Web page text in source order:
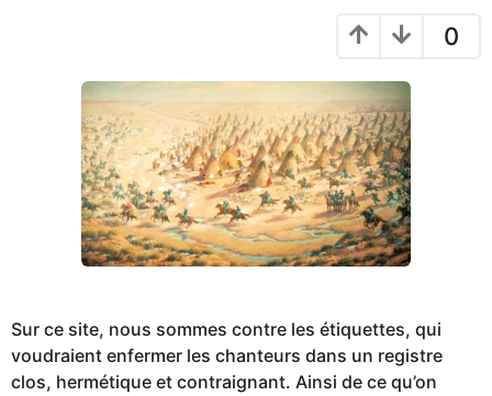
0
Sur ce site, nous sommes contre les étiquettes, qui
voudraient enfermer les chanteurs dans un registre
clos, hermétique et contraignant. Ainsi de ce qu’on